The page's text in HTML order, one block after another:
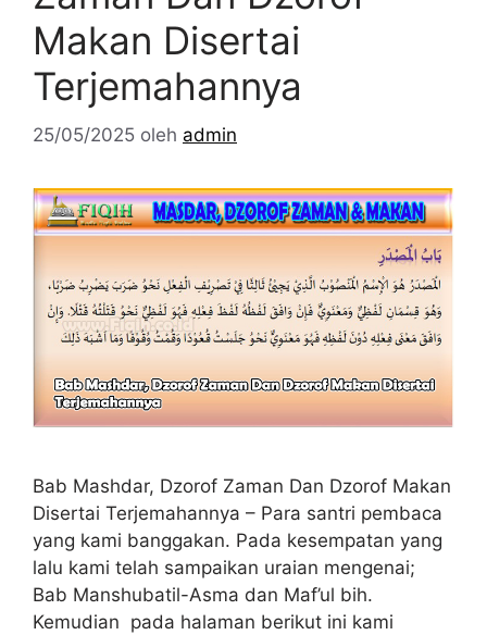
Makan Disertai
Terjemahannya
25/05/2025 oleh admin
Bab Mashdar, Dzorof Zaman Dan Dzorof Makan
Disertai Terjemahannya – Para santri pembaca
yang kami banggakan. Pada kesempatan yang
lalu kami telah sampaikan uraian mengenai;
Bab Manshubatil-Asma dan Maf’ul bih.
Kemudian pada halaman berikut ini kami